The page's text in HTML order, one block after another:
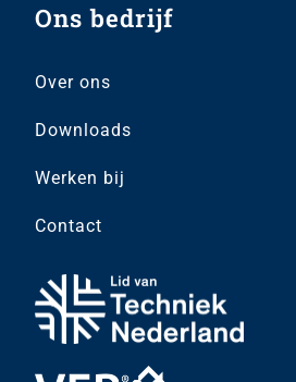
Ons bedrijf
Over ons
Downloads
Werken bij
Contact